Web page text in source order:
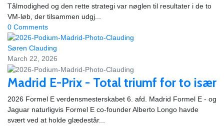
Tålmodighed og den rette strategi var nøglen til resultater i de to
VM-løb, der tilsammen udgj...
0 Comments
Søren Clauding
March 22, 2026
Madrid E-Prix - Total triumf for to især
2026 Formel E verdensmesterskabet 6. afd. Madrid Formel E - og
Jaguar naturligvis Formel E co-founder Alberto Longo havde
svært ved at holde glædestår...